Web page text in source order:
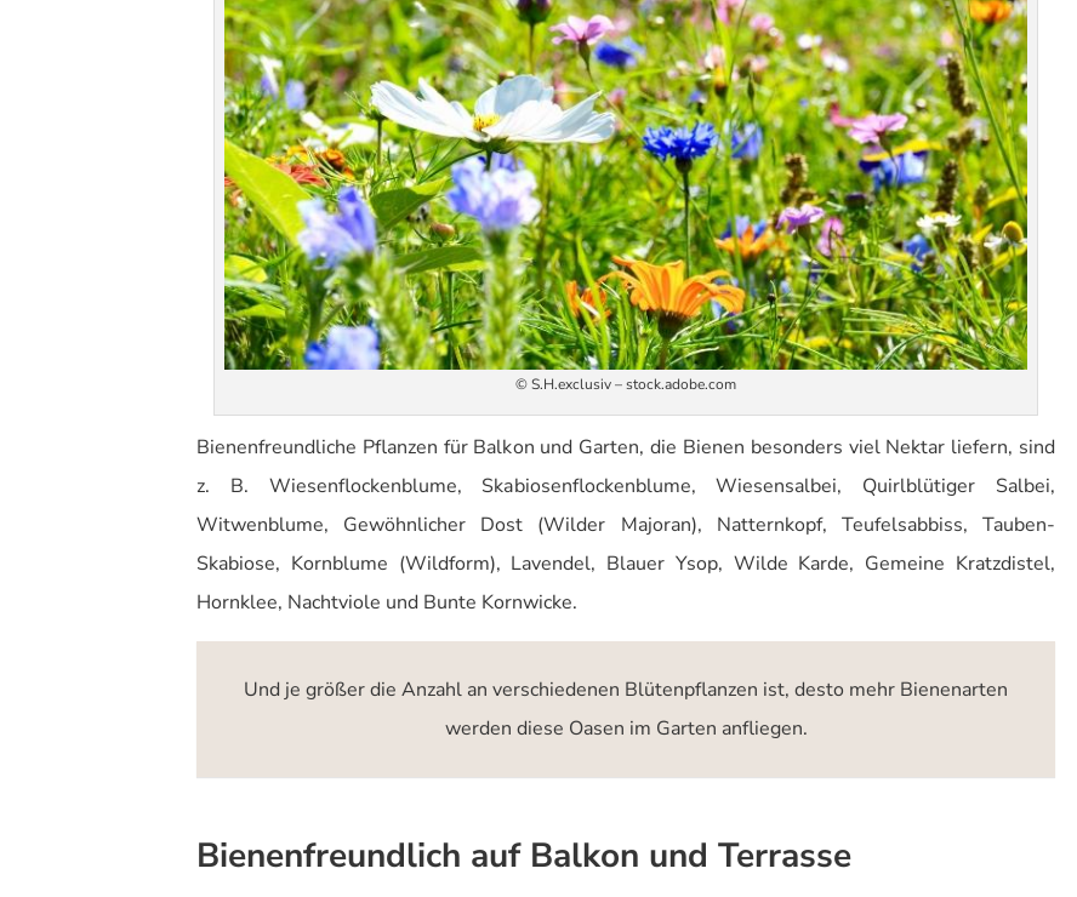
© S.H.exclusiv – stock.adobe.com
Bienenfreundliche Pflanzen für Balkon und Garten, die Bienen besonders viel Nektar liefern, sind
z. B. Wiesenflockenblume, Skabiosenflockenblume, Wiesensalbei, Quirlblütiger Salbei,
Witwenblume, Gewöhnlicher Dost (Wilder Majoran), Natternkopf, Teufelsabbiss, Tauben-
Skabiose, Kornblume (Wildform), Lavendel, Blauer Ysop, Wilde Karde, Gemeine Kratzdistel,
Hornklee, Nachtviole und Bunte Kornwicke.
Und je größer die Anzahl an verschiedenen Blütenpflanzen ist, desto mehr Bienenarten
werden diese Oasen im Garten anfliegen.
Bienenfreundlich auf Balkon und Terrasse